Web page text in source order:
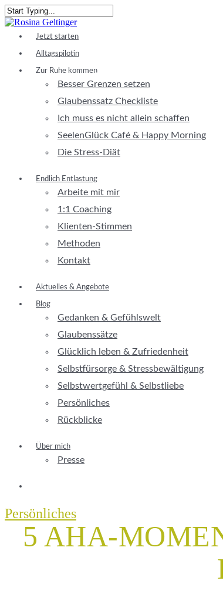
Skip
to
content
Close
Jetzt starten
Alltagspilotin
Zur Ruhe kommen
Besser Grenzen setzen
Glaubenssatz Checkliste
Ich muss es nicht allein schaffen
SeelenGlück Café & Happy Morning
Die Stress-Diät
Endlich Entlastung
Arbeite mit mir
1:1 Coaching
Klienten-Stimmen
Methoden
Kontakt
Aktuelles & Angebote
Blog
Gedanken & Gefühlswelt
Glaubenssätze
Glücklich leben & Zufriedenheit
Selbstfürsorge & Stressbewältigung
Selbstwertgefühl & Selbstliebe
Persönliches
Rückblicke
Über mich
Presse
Persönliches
5 AHA-